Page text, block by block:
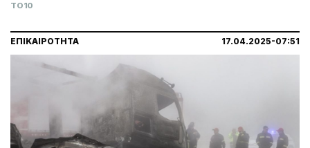
TO10
ΕΠΙΚΑΙΡΟΤΗΤΑ 17.04.2025-07:51